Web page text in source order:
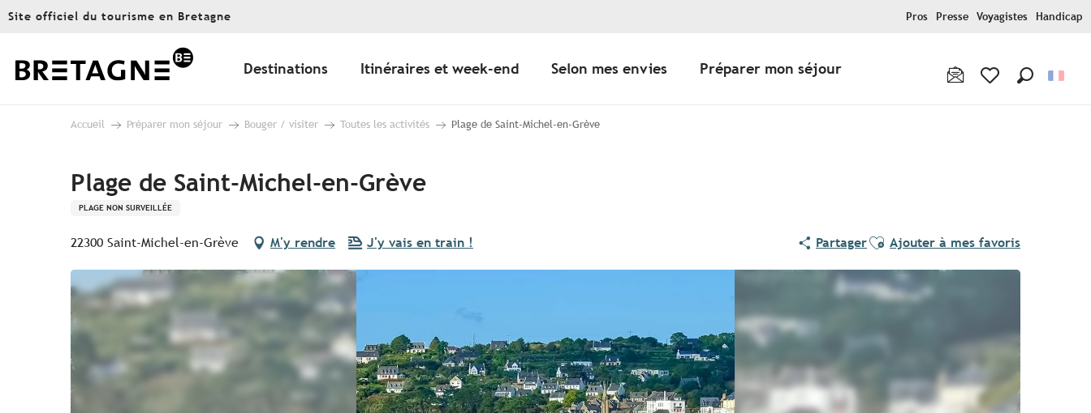
Aller
principal
Site officiel du tourisme en Bretagne Pros Presse Voyagistes Handicap
Destinations Itinéraires et week-end Selon mes envies Préparer mon séjour
Accueil Préparer mon séjour Bouger / visiter Toutes les activités Plage de Saint-Michel-en-Grève
Plage de Saint-Michel-en-Grève
PLAGE NON SURVEILLÉE
22300 Saint-Michel-en-Grève M'y rendre J'y vais en train ! PartagerAjouter aux favoris
Ajouter à mes favoris